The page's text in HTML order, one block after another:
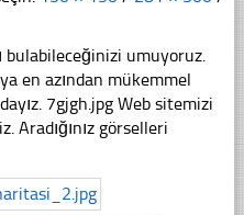
bulabileceğinizi umuyoruz.
en azından mükemmel
7gjgh.jpg Web sitemizi
görselleri